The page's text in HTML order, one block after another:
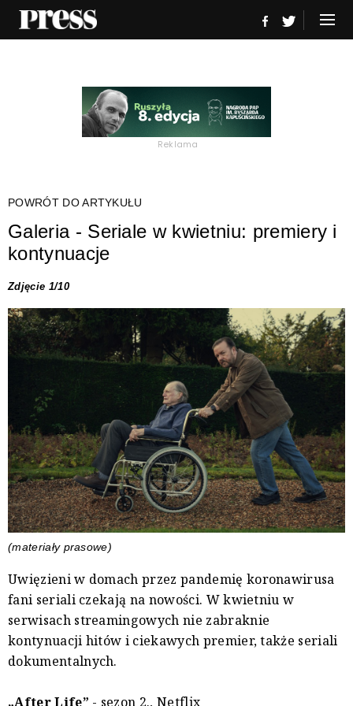
Reklama
POWRÓT DO ARTYKUŁU
Galeria - Seriale w kwietniu: premiery i
kontynuacje
Zdjęcie 1/10
(materiały prasowe)
Uwięzieni w domach przez pandemię koronawirusa
fani seriali czekają na nowości. W kwietniu w
serwisach streamingowych nie zabraknie
kontynuacji hitów i ciekawych premier, także seriali
dokumentalnych.
„After Life” - sezon 2., Netflix